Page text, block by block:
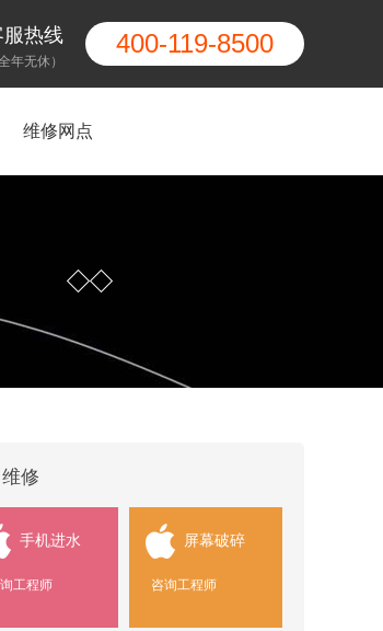
服热线
年无休）
400-119-8500
维修网点
修
手机进水
工程师
屏幕破碎
咨询工程师